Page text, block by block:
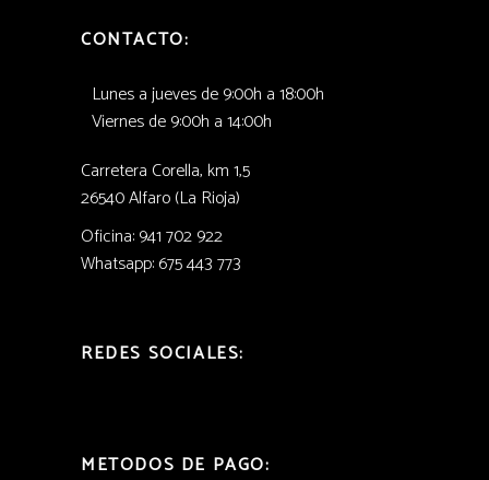
CONTACTO:
Lunes a jueves de 9:00h a 18:00h
Viernes de 9:00h a 14:00h
Carretera Corella, km 1,5
26540 Alfaro (La Rioja)
Oficina: 941 702 922
Whatsapp: 675 443 773
REDES SOCIALES:
METODOS DE PAGO: